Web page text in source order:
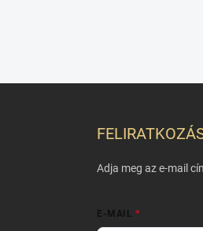
Adja meg az e-mail
E-MAIL